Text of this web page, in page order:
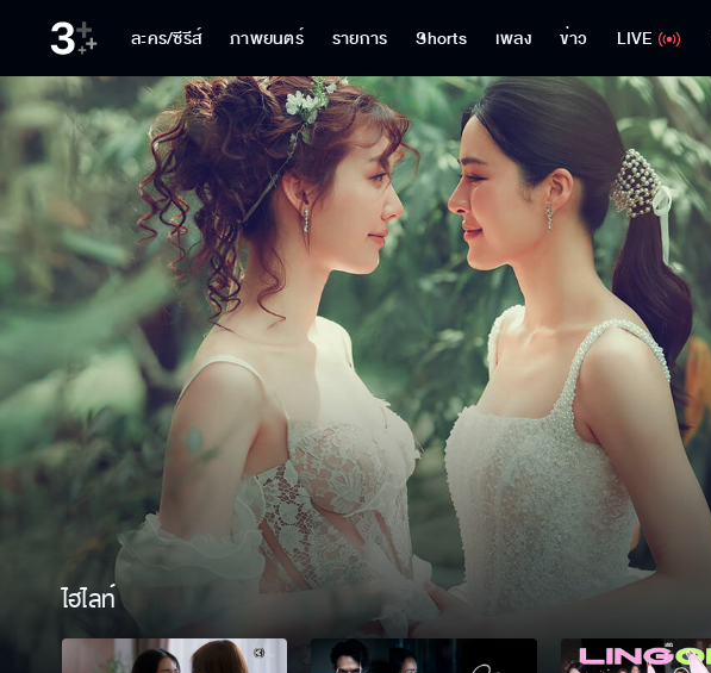
ละคร/ซีรีส์ ภาพยนตร์ รายการ Shorts เพลง ข่าว LIVE
ไฮไลท์